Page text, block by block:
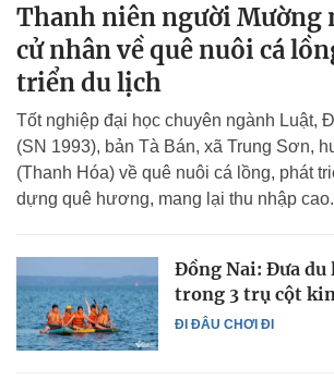
Thanh niên người Mường
cử nhân về quê nuôi cá
triển du lịch
Tốt nghiệp đại học chuyên ngành Luật,
(SN 1993), bản Tà Bán, xã Trung Sơn,
(Thanh Hóa) về quê nuôi cá lồng, phát
dựng quê hương, mang lại thu nhập cao.
ĐI ĐÂU CHƠI ĐI
Đồng Nai: Đưa du
trong 3 trụ cột